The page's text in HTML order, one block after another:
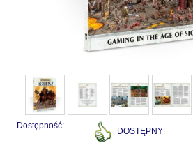
Dostępność:
DOSTĘPNY